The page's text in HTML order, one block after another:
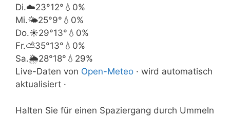
Di.☁️23°12° 💧0%
Mi.🌤️25°9° 💧0%
Do.☀️29°13° 💧0%
Fr.⛅35°13° 💧0%
Sa.🌦️28°18° 💧29%
Live-Daten von Open-Meteo · wird automatisch
aktualisiert ·
Halten Sie für einen Spaziergang durch Ummeln